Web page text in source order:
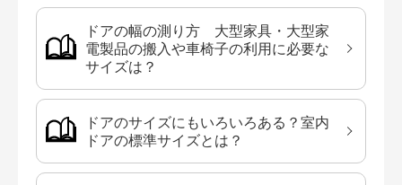
ドアの幅の測り方 大型家具・大型家
電製品の搬入や車椅子の利用に必要な
サイズは？
ドアのサイズにもいろいろある？室内
ドアの標準サイズとは？